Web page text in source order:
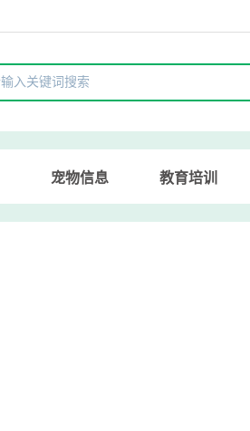
宠物信息 教育培训